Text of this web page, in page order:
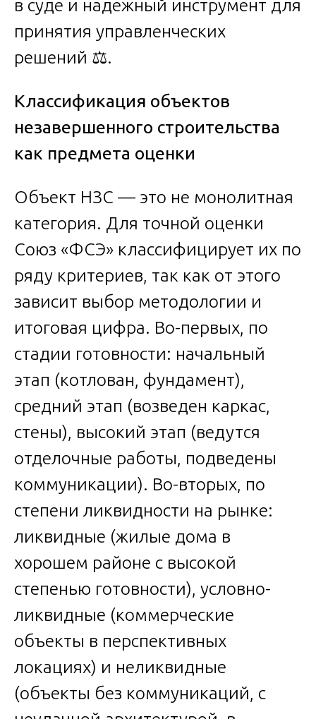
в суде и надежный инструмент для
принятия управленческих
решений ⚖️.
Классификация объектов
незавершенного строительства
как предмета оценки
Объект НЗС — это не монолитная
категория. Для точной оценки
Союз «ФСЭ» классифицирует их по
ряду критериев, так как от этого
зависит выбор методологии и
итоговая цифра. Во-первых, по
стадии готовности: начальный
этап (котлован, фундамент),
средний этап (возведен каркас,
стены), высокий этап (ведутся
отделочные работы, подведены
коммуникации). Во-вторых, по
степени ликвидности на рынке:
ликвидные (жилые дома в
хорошем районе с высокой
степенью готовности), условно-
ликвидные (коммерческие
объекты в перспективных
локациях) и неликвидные
(объекты без коммуникаций, с